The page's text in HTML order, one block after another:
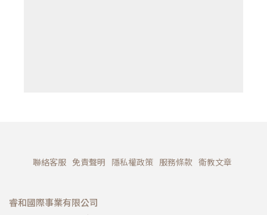
聯絡客服 免責聲明 隱私權政策 服務條款 衛教文章
睿和國際事業有限公司